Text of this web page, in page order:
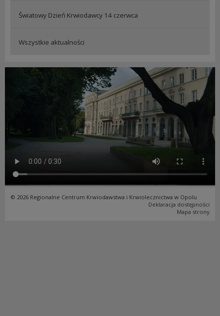
Światowy Dzień Krwiodawcy 14 czerwca
Wszystkie aktualności
© 2026 Regionalne Centrum Krwiodawstwa i Krwiolecznictwa w Opolu
Deklaracja dostępności
Mapa strony